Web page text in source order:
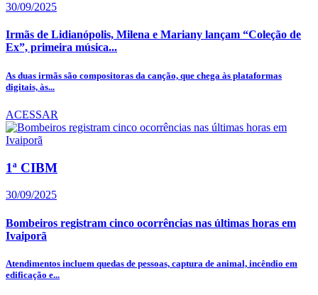
30/09/2025
Irmãs de Lidianópolis, Milena e Mariany lançam “Coleção de
Ex”, primeira música...
As duas irmãs são compositoras da canção, que chega às plataformas
digitais, às...
ACESSAR
1ª CIBM
30/09/2025
Bombeiros registram cinco ocorrências nas últimas horas em
Ivaiporã
Atendimentos incluem quedas de pessoas, captura de animal, incêndio em
edificação e...